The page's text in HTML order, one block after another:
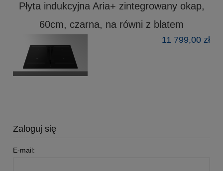
Płyta indukcyjna Aria+ zintegrowany okap,
60cm, czarna, na równi z blatem
11 799,00 zł
Zaloguj się
E-mail: